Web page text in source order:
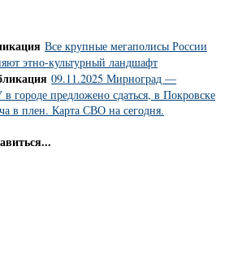
Все крупные мегаполисы России
этно-культурный ландшафт
09.11.2025 Мирноград —
городе предложено сдаться, в Покровске
в плен. Карта СВО на сегодня.